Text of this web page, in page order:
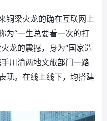
铜梁火龙的确在互联网上
为“一生总要看一次的打
龙的震撼，身为“国家造
川渝两地文旅部门一路
现。在线上线下，均搭建